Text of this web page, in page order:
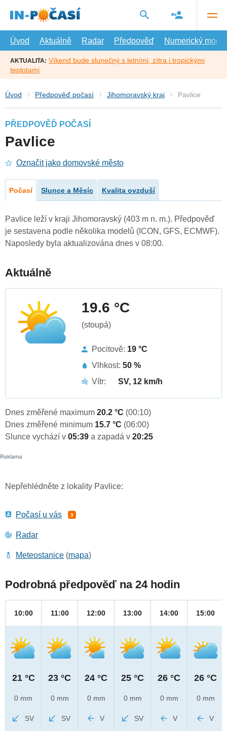
hlavní
Úvod
Aktuálně Radar Předpověď Numerický model
AKTUALITA: Víkend bude slunečný s letními, zítra i tropickými
teplotami
Úvod Předpověď počasí Jihomoravský kraj Pavlice
PŘEDPOVĚĎ POČASÍ
Pavlice
Označit jako domovské město
Počasí Slunce a Měsíc Kvalita ovzduší
Pavlice leží v kraji Jihomoravský (403 m n. m.). Předpověď
je sestavena podle několika modelů (ICON, GFS, ECMWF).
Naposledy byla aktualizována dnes v 08:00.
Aktuálně
19.6 °C
(stoupá)
Pocitově: 19 °C
Vlhkost: 50 %
Vítr:
SV, 12 km/h
Dnes změřené maximum 20.2 °C (00:10)
Dnes změřené minimum 15.7 °C (06:00)
Slunce vychází v 05:39 a zapadá v 20:25
Nepřehlédněte z lokality Pavlice:
Počasí u vás 3
Radar
Meteostanice (mapa)
Podrobná předpověď na 24 hodin
10:00
21 °C
0 mm
SV
11:00
23 °C
0 mm
SV
12:00
24 °C
0 mm
V
13:00
25 °C
0 mm
SV
14:00
26 °C
0 mm
V
15:00
26 °C
0 mm
V